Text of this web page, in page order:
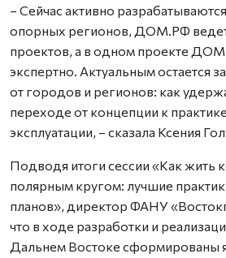
– Сейчас активно
опорных регионов, ДОМ.РФ ведет
проектов, а в одном проекте
экспертно. Актуальным остается
от городов и регионов: как
переходе от концепции к
эксплуатации, – сказала Ксения
Подводя итоги сессии «Как жить
полярным кругом: лучшие
планов», директор ФАНУ
что в ходе разработки и
Дальнем Востоке сформированы